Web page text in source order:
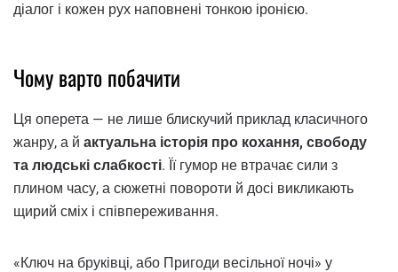
діалог і кожен рух наповнені тонкою іронією.
Чому варто побачити
Ця оперета — не лише блискучий приклад класичного
жанру, а й актуальна історія про кохання, свободу
та людські слабкості. Її гумор не втрачає сили з
плином часу, а сюжетні повороти й досі викликають
щирий сміх і співпереживання.
«Ключ на бруківці, або Пригоди весільної ночі» у